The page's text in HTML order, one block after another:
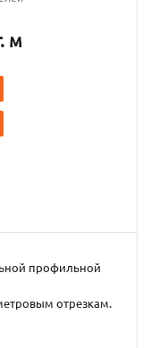
м
профильной
отрезкам.